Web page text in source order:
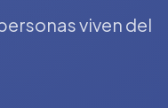
viven del